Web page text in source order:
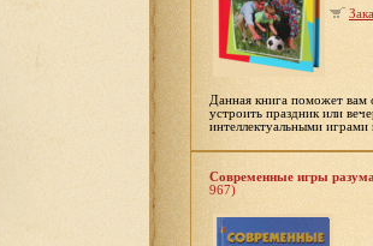
Данная книга поможет вам
устроить праздник или
интеллектуальными играми
Современные игры
967)